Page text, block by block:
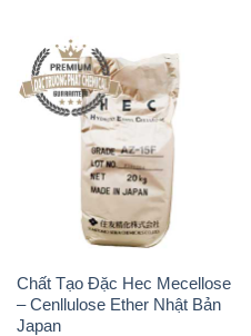
Chất Tạo Đặc Hec Mecellose
– Cenllulose Ether Nhật Bản
Japan